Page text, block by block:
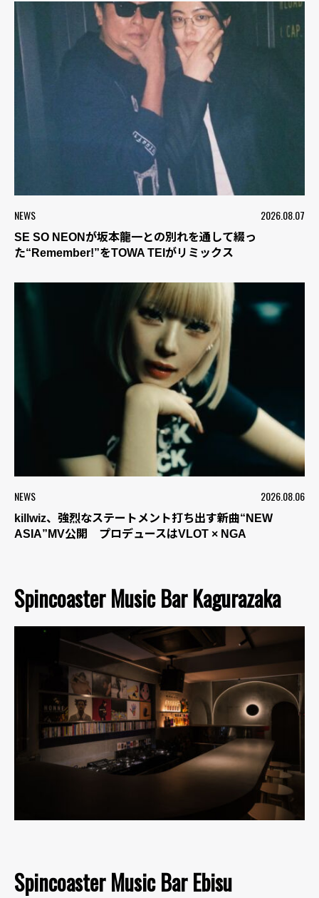
NEWS 2026.08.07
SE SO NEONが坂本龍一との別れを通して綴っ
た“Remember!”をTOWA TEIがリミックス
NEWS 2026.08.06
killwiz、強烈なステートメント打ち出す新曲“NEW
ASIA”MV公開 プロデュースはVLOT × NGA
Spincoaster Music Bar Kagurazaka
Spincoaster Music Bar Ebisu